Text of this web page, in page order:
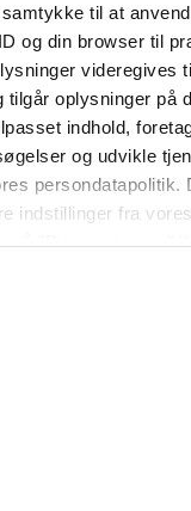
til at
og din browser til
videregives
oplysninger på
indhold,
og udvikle
persondatapolitik.
indstillinger fra
en scanning af